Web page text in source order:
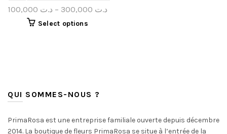
د.ت – د.ت
Select options
QUI SOMMES-NOUS ?
PrimaRosa est une entreprise familiale ouverte depuis décembre
2014. La boutique de fleurs PrimaRosa se situe à l’entrée de la